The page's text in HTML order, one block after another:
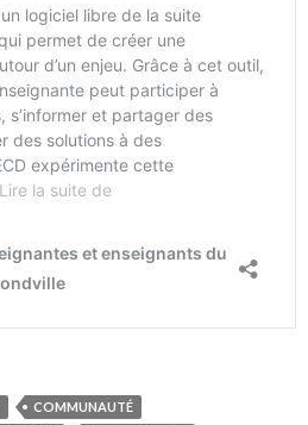
COMMUNAUTÉ